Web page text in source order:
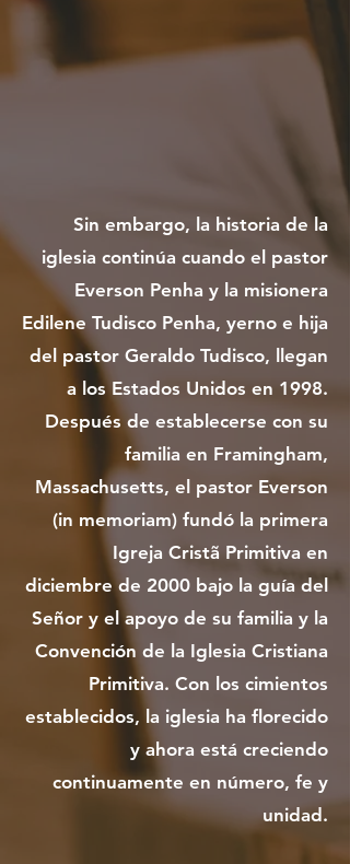
Sin embargo, la historia de la
iglesia continúa cuando el pastor
Everson Penha y la misionera
Edilene Tudisco Penha, yerno e hija
del pastor Geraldo Tudisco, llegan
a los Estados Unidos en 1998.
Después de establecerse con su
familia en Framingham,
Massachusetts, el pastor Everson
(in memoriam) fundó la primera
Igreja Cristã Primitiva en
diciembre de 2000 bajo la guía del
Señor y el apoyo de su familia y la
Convención de la Iglesia Cristiana
Primitiva. Con los cimientos
establecidos, la iglesia ha florecido
y ahora está creciendo
continuamente en número, fe y
unidad.